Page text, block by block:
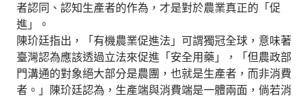
者認同、認知生產者的作為，才是對於農業真正的「促
進」。
陳玠廷指出，「有機農業促進法」可謂獨冠全球，意味著
臺灣認為應該透過立法來促進「安全用藥」，「但農政部
門溝通的對象絕大部分是農團，也就是生產者，而非消費
者。」陳玠廷認為，生產端與消費端是一體兩面，倘若消